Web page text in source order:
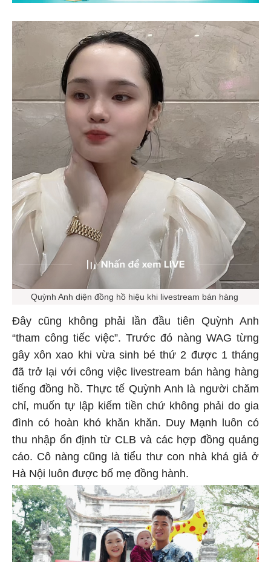
Quỳnh Anh diện đồng hồ hiệu khi livestream bán hàng
Đây cũng không phải lần đầu tiên Quỳnh Anh
“tham công tiếc việc”. Trước đó nàng WAG từng
gây xôn xao khi vừa sinh bé thứ 2 được 1 tháng
đã trở lại với công việc livestream bán hàng hàng
tiếng đồng hồ. Thực tế Quỳnh Anh là người chăm
chỉ, muốn tự lập kiếm tiền chứ không phải do gia
đình có hoàn khó khăn khăn. Duy Mạnh luôn có
thu nhập ổn định từ CLB và các hợp đồng quảng
cáo. Cô nàng cũng là tiểu thư con nhà khá giả ở
Hà Nội luôn được bố mẹ đồng hành.